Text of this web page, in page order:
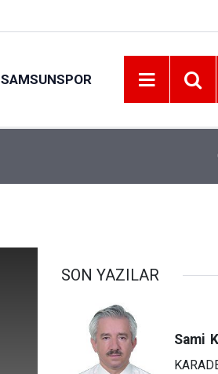
SAMSUNSPOR
Teklif
SON YAZILAR
Sami